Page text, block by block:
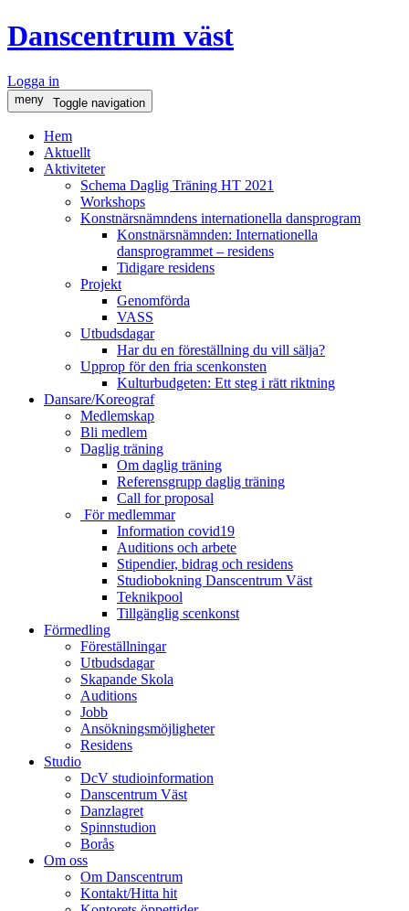
Danscentrum väst
Logga in
meny Toggle navigation
Hem
Aktuellt
Aktiviteter
Schema Daglig Träning HT 2021
Workshops
Konstnärsnämndens internationella dansprogram
Konstnärsnämnden: Internationella
dansprogrammet – residens
Tidigare residens
Projekt
Genomförda
VASS
Utbudsdagar
Har du en föreställning du vill sälja?
Upprop för den fria scenkonsten
Kulturbudgeten: Ett steg i rätt riktning
Dansare/Koreograf
Medlemskap
Bli medlem
Daglig träning
Om daglig träning
Referensgrupp daglig träning
Call for proposal
För medlemmar
Information covid19
Auditions och arbete
Stipendier, bidrag och residens
Studiobokning Danscentrum Väst
Teknikpool
Tillgänglig scenkonst
Förmedling
Föreställningar
Utbudsdagar
Skapande Skola
Auditions
Jobb
Ansökningsmöjligheter
Residens
Studio
DcV studioinformation
Danscentrum Väst
Danzlagret
Spinnstudion
Borås
Om oss
Om Danscentrum
Kontakt/Hitta hit